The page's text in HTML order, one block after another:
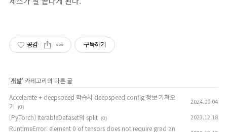
공감 구독하기
'개발' 카테고리의 다른 글
Accelerate + deepspeed 학습시 deepspeed config 정보 가져오
기
(0)
2024.09.04
[PyTorch] IterableDataset의 split (0) 2023.12.18
RuntimeError: element 0 of tensors does not require grad an